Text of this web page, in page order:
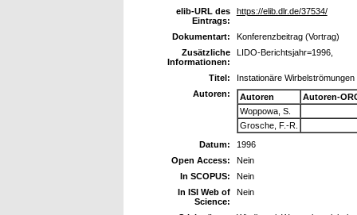
elib-URL des
Eintrags:
https://elib.dlr.de/37534/
Dokumentart:
Konferenzbeitrag (Vortrag)
Zusätzliche
Informationen:
LIDO-Berichtsjahr=1996,
Titel:
Instationäre
Autoren:
Autoren
Autoren-
Woppowa, S.
Grosche, F.-R.
Datum:
1996
Open Access:
Nein
In SCOPUS:
Nein
In ISI Web of
Science:
Nein